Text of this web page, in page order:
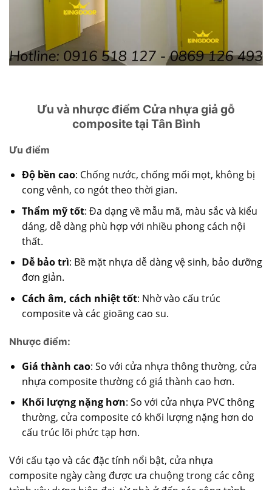
Ưu và nhược điểm Cửa nhựa giả gỗ
composite tại Tân Bình
Ưu điểm
Độ bền cao: Chống nước, chống mối mọt, không bị
cong vênh, co ngót theo thời gian.
Thẩm mỹ tốt: Đa dạng về mẫu mã, màu sắc và kiểu
dáng, dễ dàng phù hợp với nhiều phong cách nội
thất.
Dễ bảo trì: Bề mặt nhựa dễ dàng vệ sinh, bảo dưỡng
đơn giản.
Cách âm, cách nhiệt tốt: Nhờ vào cấu trúc
composite và các gioăng cao su.
Nhược điểm:
Giá thành cao: So với cửa nhựa thông thường, cửa
nhựa compositethường có giá thành cao hơn.
Khối lượng nặng hơn: So với cửa nhựa PVC thông
thường, cửa composite có khối lượng nặng hơn do
cấu trúc lõi phức tạp hơn.
Với cấu tạo và các đặc tính nổi bật, cửa nhựa
composite ngày càng được ưa chuộng trong các công